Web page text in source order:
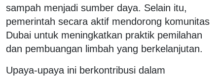
sampah menjadi sumber daya. Selain itu,
pemerintah secara aktif mendorong komunitas
Dubai untuk meningkatkan praktik pemilahan
dan pembuangan limbah yang berkelanjutan.
Upaya-upaya ini berkontribusi dalam